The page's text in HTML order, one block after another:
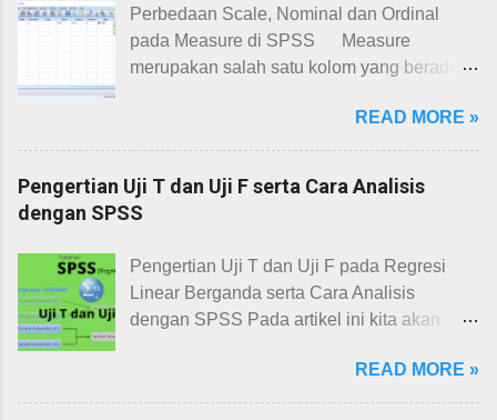
Perbedaan Scale, Nominal dan Ordinal
pada Measure di SPSS Measure
merupakan salah satu kolom yang berada di
harus ditetapkan terlebih dahulu sebelum
melakukan analisis data lebih lanjut.
Terdapat 3 tipe variabel pada kolom
measure SPSS yaitu scale, nominal dan
analisis yang berbeda. Berikut ini
pengertian dan perbedaan scale, nominal
dan ordinal pada SPSS. Penentuan
measure merupakan hal dasar yang sangat
READ MORE »
Pengertian Uji T dan Uji F serta Cara Analisis
dengan SPSS
Pengertian Uji T dan Uji F pada Regresi
Linear Berganda serta Cara Analisis
dengan SPSS Pada artikel ini kita akan
linear berganda dengan SPSS, serta cara
interpretasi output uji t dan uji f. Kita mulai
READ MORE »